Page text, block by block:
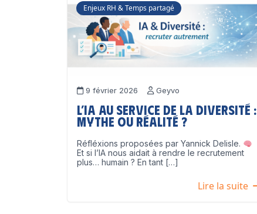
Enjeux RH & Temps partagé
9 février 2026 Geyvo
L’IA au service de la diversité :
mythe ou réalité ?
Réfléxions proposées par Yannick Delisle.
Et si l’IA nous aidait à rendre le recrutement
plus… humain ? En tant […]
Lire la suite